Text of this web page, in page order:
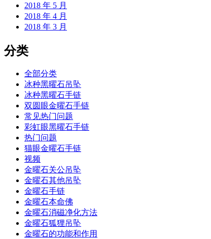
2018 年 5 月
2018 年 4 月
2018 年 3 月
分类
全部分类
冰种黑曜石吊坠
冰种黑曜石手链
双圆眼金曜石手链
常见热门问题
彩虹眼黑曜石手链
热门问题
猫眼金曜石手链
视频
金曜石关公吊坠
金曜石其他吊坠
金曜石手链
金曜石本命佛
金曜石消磁净化方法
金曜石狐狸吊坠
金曜石的功能和作用